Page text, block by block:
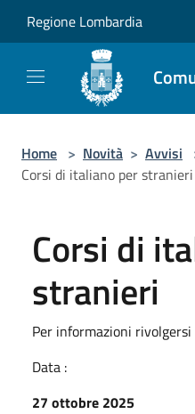
Regione Lombardia
Home > Novità > Avvisi
Corsi di italiano per stranieri
Corsi di
stranieri
Per informazioni
Data :
27 ottobre 2025